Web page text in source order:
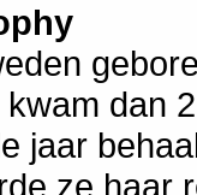
dan
jaar
ze haar